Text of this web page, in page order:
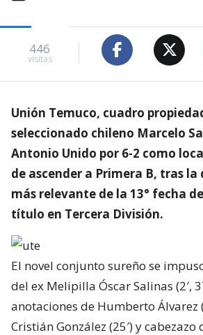
446
visitas
Unión Temuco, cuadro
seleccionado chileno Marcelo
Antonio Unido por 6-2 como
de ascender a Primera B, tras la
más relevante de la 13° fecha
título en Tercera División.
El novel conjunto sureño se
del ex Melipilla Óscar Salinas (2′,
anotaciones de Humberto Álvarez
Cristián González (25′) y